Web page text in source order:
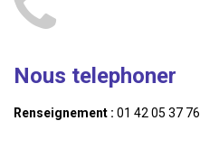
Nous telephoner
Renseignement : 01 42 05 37 76